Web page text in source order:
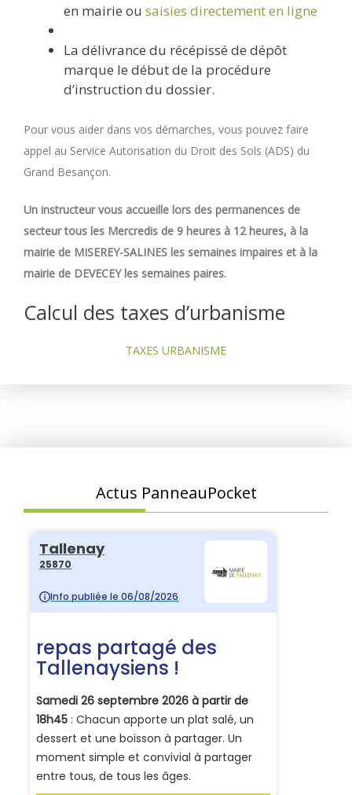
en mairie ou saisies directement en ligne
La délivrance du récépissé de dépôt
marque le début de la procédure
d’instruction du dossier.
Pour vous aider dans vos démarches, vous pouvez faire
appel au Service Autorisation du Droit des Sols (ADS) du
Grand Besançon.
Un instructeur vous accueille lors des permanences de
secteur tous les Mercredis de 9 heures à 12 heures, à la
mairie de MISEREY-SALINES les semaines impaires et à la
mairie de DEVECEY les semaines paires.
Calcul des taxes d’urbanisme
TAXES URBANISME
Actus PanneauPocket